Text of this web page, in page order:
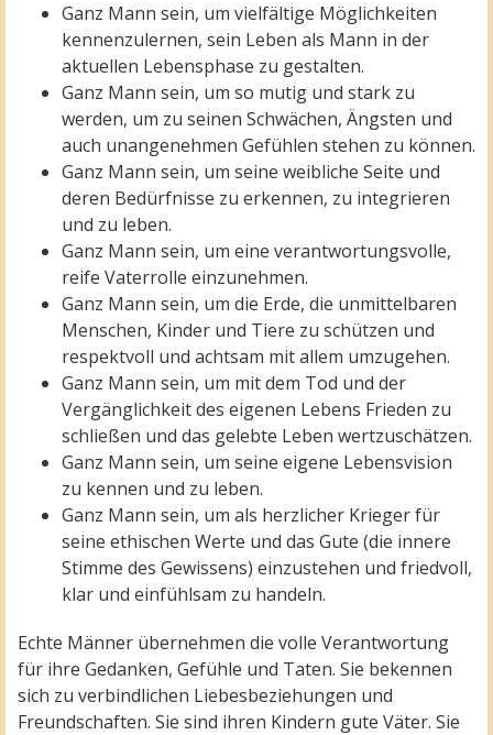
Ganz Mann sein, um vielfältige Möglichkeiten
kennenzulernen, sein Leben als Mann in der
aktuellen Lebensphase zu gestalten.
Ganz Mann sein, um so mutig und stark zu
werden, um zu seinen Schwächen, Ängsten und
auch unangenehmen Gefühlen stehen zu können.
Ganz Mann sein, um seine weibliche Seite und
deren Bedürfnisse zu erkennen, zu integrieren
und zu leben.
Ganz Mann sein, um eine verantwortungsvolle,
reife Vaterrolle einzunehmen.
Ganz Mann sein, um die Erde, die unmittelbaren
Menschen, Kinder und Tiere zu schützen und
respektvoll und achtsam mit allem umzugehen.
Ganz Mann sein, um mit dem Tod und der
Vergänglichkeit des eigenen Lebens Frieden zu
schließen und das gelebte Leben wertzuschätzen.
Ganz Mann sein, um seine eigene Lebensvision
zu kennen und zu leben.
Ganz Mann sein, um als herzlicher Krieger für
seine ethischen Werte und das Gute (die innere
Stimme des Gewissens) einzustehen und friedvoll,
klar und einfühlsam zu handeln.
Echte Männer übernehmen die volle Verantwortung
für ihre Gedanken, Gefühle und Taten. Sie bekennen
sich zu verbindlichen Liebesbeziehungen und
Freundschaften. Sie sind ihren Kindern gute Väter. Sie